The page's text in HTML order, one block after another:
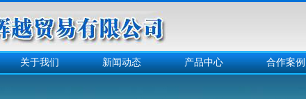
关于我们 新闻动态 产品中心 合作案例